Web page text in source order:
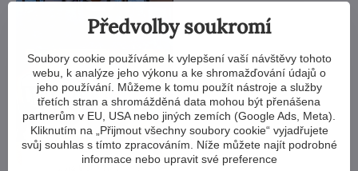
Předvolby soukromí
Soubory cookie používáme k vylepšení vaší návštěvy tohoto
webu, k analýze jeho výkonu a ke shromažďování údajů o
jeho používání. Můžeme k tomu použít nástroje a služby
třetích stran a shromážděná data mohou být přenášena
partnerům v EU, USA nebo jiných zemích (Google Ads, Meta).
Kliknutím na „Přijmout všechny soubory cookie“ vyjadřujete
svůj souhlas s tímto zpracováním. Níže můžete najít podrobné
informace nebo upravit své preference